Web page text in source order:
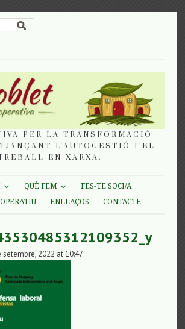
PER LA TRANSFORMACIÓ
L'AUTOGESTIÓ I EL
EN XARXA.
QUÈ FEM
FES-TE SOCI/A
ENLLAÇOS CONTACTE
2022 at 10:47